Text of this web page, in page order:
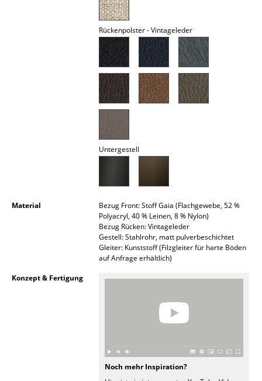
Schreibtischleuchten
Stehleuchten & Leseleuchten
Outdoor-Leuchten
Doppelbetten
Kinderbetten
Rückenpolster - Vintageleder
Untergestell
Material
Bezug Front: Stoff Gaia (Flachgewebe, 52 %
Polyacryl, 40 % Leinen, 8 % Nylon)
Bezug Rücken: Vintageleder
Gestell: Stahlrohr, matt pulverbeschichtet
Gleiter: Kunststoff (Filzgleiter für harte Böden
auf Anfrage erhältlich)
Konzept & Fertigung
Noch mehr Inspiration?